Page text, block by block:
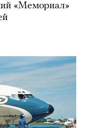
«Мемориал»